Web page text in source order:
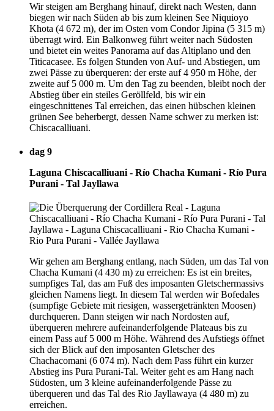
Wir steigen am Berghang hinauf, direkt nach Westen, dann
biegen wir nach Süden ab bis zum kleinen See Niquioyo
Khota (4 672 m), der im Osten vom Condor Jipina (5 315 m)
überragt wird. Ein Balkonweg führt weiter nach Südosten
und bietet ein weites Panorama auf das Altiplano und den
Titicacasee. Es folgen Stunden von Auf- und Abstiegen, um
zwei Pässe zu überqueren: der erste auf 4 950 m Höhe, der
zweite auf 5 000 m. Um den Tag zu beenden, bleibt noch der
Abstieg über ein steiles Geröllfeld, bis wir ein
eingeschnittenes Tal erreichen, das einen hübschen kleinen
grünen See beherbergt, dessen Name schwer zu merken ist:
Chiscacalliuani.
dag 9
Laguna Chiscacalliuani - Río Chacha Kumani - Río Pura
Purani - Tal Jayllawa
Wir gehen am Berghang entlang, nach Süden, um das Tal von
Chacha Kumani (4 430 m) zu erreichen: Es ist ein breites,
sumpfiges Tal, das am Fuß des imposanten Gletschermassivs
gleichen Namens liegt. In diesem Tal werden wir Bofedales
(sumpfige Gebiete mit riesigen, wassergetränkten Moosen)
durchqueren. Dann steigen wir nach Nordosten auf,
überqueren mehrere aufeinanderfolgende Plateaus bis zu
einem Pass auf 5 000 m Höhe. Während des Aufstiegs öffnet
sich der Blick auf den imposanten Gletscher des
Chachacomani (6 074 m). Nach dem Pass führt ein kurzer
Abstieg ins Pura Purani-Tal. Weiter geht es am Hang nach
Südosten, um 3 kleine aufeinanderfolgende Pässe zu
überqueren und das Tal des Rio Jayllawaya (4 480 m) zu
erreichen.